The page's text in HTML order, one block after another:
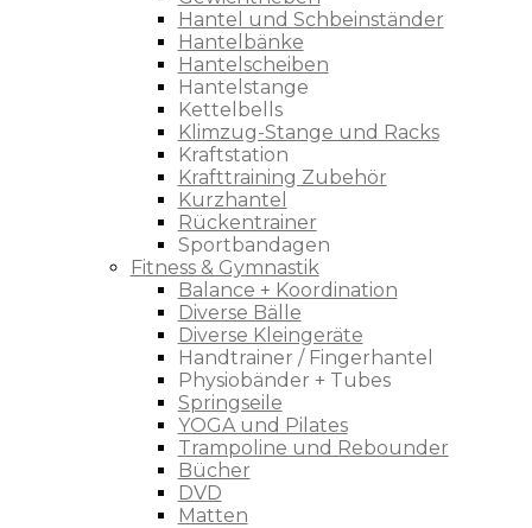
Hantel und Schbeinständer
Hantelbänke
Hantelscheiben
Hantelstange
Kettelbells
Klimzug-Stange und Racks
Kraftstation
Krafttraining Zubehör
Kurzhantel
Rückentrainer
Sportbandagen
Fitness & Gymnastik
Balance + Koordination
Diverse Bälle
Diverse Kleingeräte
Handtrainer / Fingerhantel
Physiobänder + Tubes
Springseile
YOGA und Pilates
Trampoline und Rebounder
Bücher
DVD
Matten